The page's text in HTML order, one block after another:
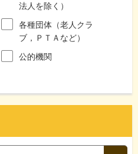
法人を除く）
各種団体（老人クラ
ブ，ＰＴＡなど）
公的機関